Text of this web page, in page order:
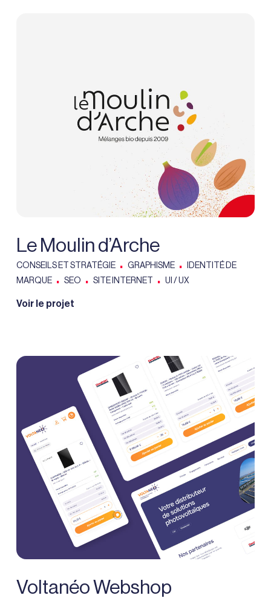
Le Moulin d’Arche
CONSEILS ET STRATÉGIE . GRAPHISME .
IDENTITÉ DE
MARQUE . SEO . SITE INTERNET . UI / UX
Voir le projet
Voltanéo Webshop